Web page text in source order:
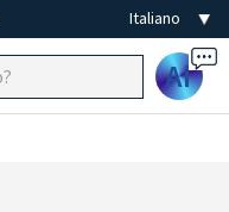
Ai